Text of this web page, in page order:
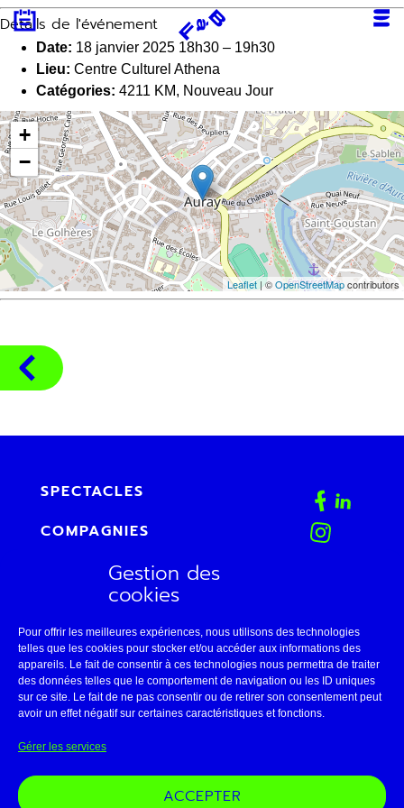
Gestion des
cookies
Pour offrir les meilleures expériences, nous utilisons des technologies
telles que les cookies pour stocker et/ou accéder aux informations des
appareils. Le fait de consentir à ces technologies nous permettra de traiter
des données telles que le comportement de navigation ou les ID uniques
sur ce site. Le fait de ne pas consentir ou de retirer son consentement peut
avoir un effet négatif sur certaines caractéristiques et fonctions.
Gérer les services
ACCEPTER
Aller
au
contenu
Détails de l'événement
Date: 18 janvier 2025 18h30 – 19h30
Lieu: Centre Culturel Athena
Catégories: 4211 KM, Nouveau Jour
+
−
Leaflet| ©OpenStreetMapcontributors
SPECTACLES
COMPAGNIES
AGENDA
CONTACT
ESPACE PRO